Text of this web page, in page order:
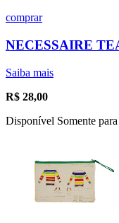
comprar
NECESSAIRE
Saiba mais
R$ 28,00
Disponível Somente